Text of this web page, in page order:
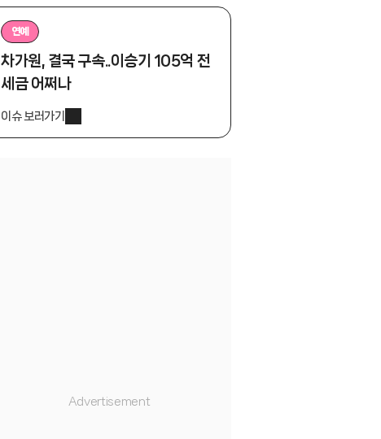
연예
차가원, 결국 구속..이승기 105억 전
세금 어쩌나
이슈 보러가기